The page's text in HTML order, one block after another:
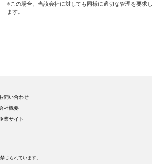
※この場合、当該会社に対しても同様に適切な管理を要求し
ます。
問い合わせ
社概要
業サイト
じられています。